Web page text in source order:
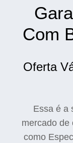
Com
Oferta
Essa é a
mercado de
como